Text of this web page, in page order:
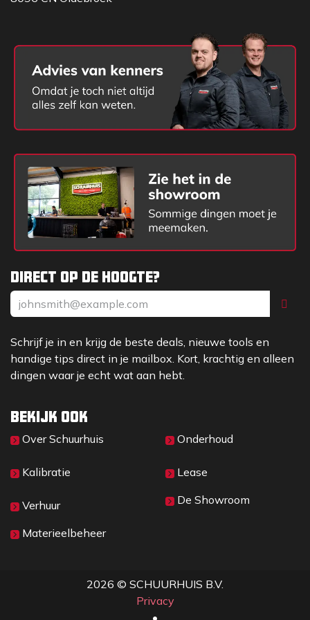
- Weergave spelend nummer (titel, artiest, album)*
- ABS kunststof slagvaste behuizing
- Verlichte LCD display
- Rubberen bedieningsknoppen
- Flexibele, neerklapbare antenne (type KDAB8)
- Neopreen-rubberen stroomkabel 2,8 meter
- Beschermkooi rondom
Afmeting/gewicht/kleur
- Gewicht excl. batterijen: 1,9 kg
- Gewicht incl. batterijen: 2,1 k
- BxHxD: 18 x 25 x 20 cm
Classificaties
- Schokbestendig
- Regen-, vuil, en stofbestendig (IP64 norm)
Direct op de hoogte?
Schrijf je in en krijg de beste deals, nieuwe tools en
handige tips direct in je mailbox. Kort, krachtig en alleen
dingen waar je echt wat aan hebt.
Bekijk ook
Over Sc​huurhuis
Kalibratie
Verhuur
Materieelbeheer
Onderhoud
Lease
De Showroom
2026 © SCHUURHUIS B.V.
Privacy